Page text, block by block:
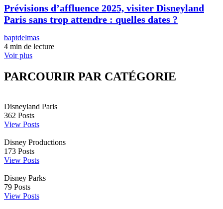
Prévisions d’affluence 2025, visiter Disneyland
Paris sans trop attendre : quelles dates ?
baptdelmas
4 min de lecture
Voir plus
PARCOURIR PAR CATÉGORIE
Disneyland Paris
362 Posts
View Posts
Disney Productions
173 Posts
View Posts
Disney Parks
79 Posts
View Posts